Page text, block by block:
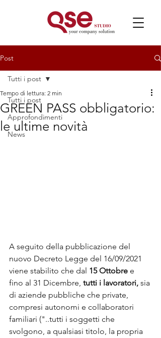
Post
Tutti i post
Approfondimenti
News
Tutti i post
GREEN PASS obbligatorio:
le ultime novità
Tempo di lettura: 2 min
A seguito della pubblicazione del
nuovo Decreto Legge del 16/09/2021
viene stabilito che dal 15 Ottobre e
fino al 31 Dicembre, tutti i lavoratori, sia
di aziende pubbliche che private,
compresi autonomi e collaboratori
familiari ("..tutti i soggetti che
svolgono, a qualsiasi titolo, la propria